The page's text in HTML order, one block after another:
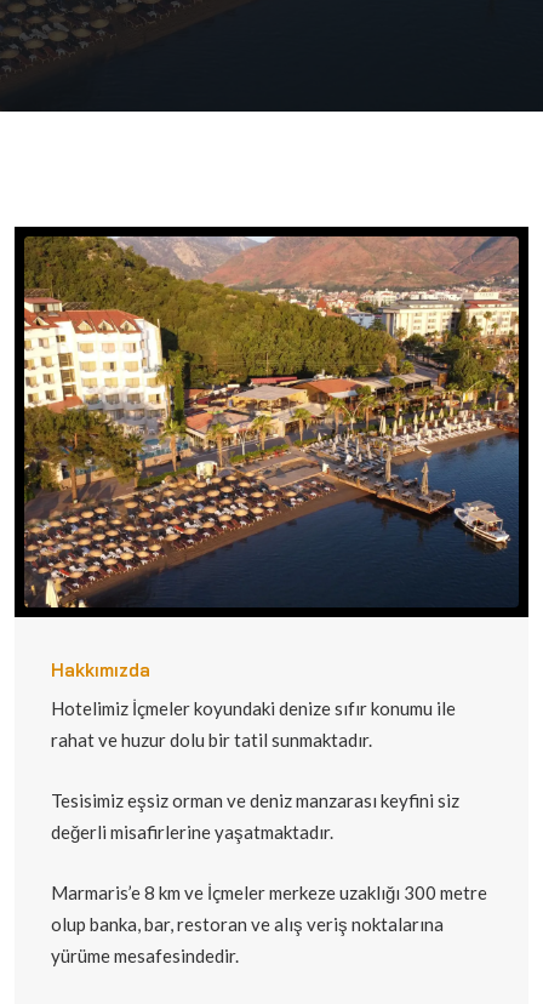
Hakkımızda
Hotelimiz İçmeler koyundaki denize sıfır konumu ile
rahat ve huzur dolu bir tatil sunmaktadır.
Tesisimiz eşsiz orman ve deniz manzarası keyfini siz
değerli misafirlerine yaşatmaktadır.
Marmaris’e 8 km ve İçmeler merkeze uzaklığı 300 metre
olup banka, bar, restoran ve alış veriş noktalarına
yürüme mesafesindedir.